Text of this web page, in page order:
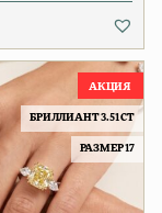
БРИЛЛИАНТ 3.51 CT
РАЗМЕР 17